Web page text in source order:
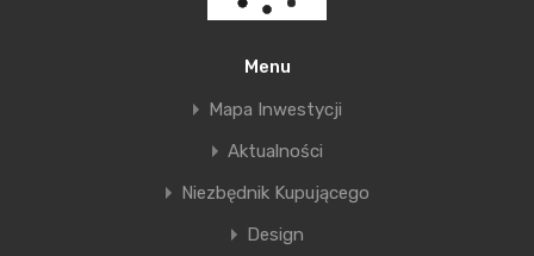
Proins
By
Posted in On sty 24, 2020
Menu
Mapa Inwestycji
Aktualności
Niezbędnik Kupującego
Design